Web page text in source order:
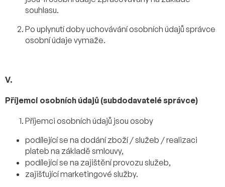
souhlasu.
Po uplynutí doby uchovávání osobních údajů správce
osobní údaje vymaže.
V.
Příjemci osobních údajů (subdodavatelé správce)
Příjemci osobních údajů jsou osoby
podílející se na dodání zboží / služeb / realizaci
plateb na základě smlouvy,
podílející se na zajištění provozu služeb,
zajišťující marketingové služby.